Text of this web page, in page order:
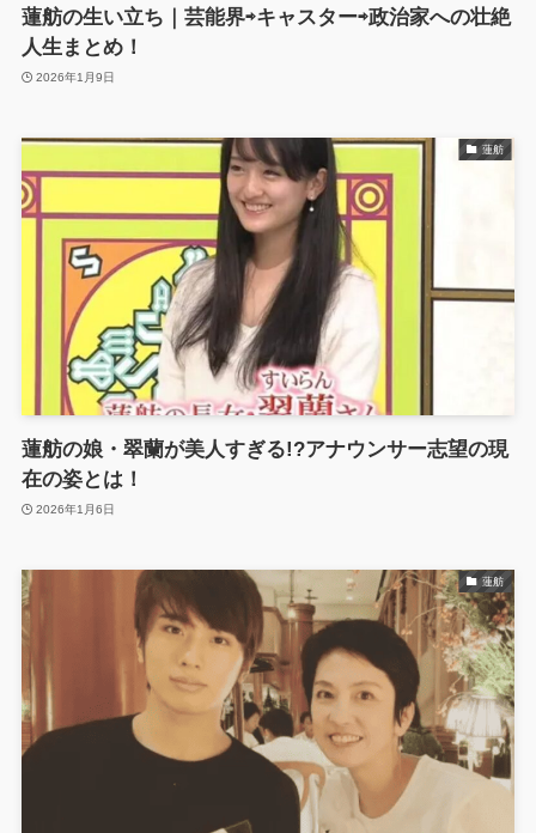
蓮舫の生い立ち｜芸能界⇨キャスター⇨政治家への壮絶
人生まとめ！
2026年1月9日
蓮舫
蓮舫の娘・翠蘭が美人すぎる!?アナウンサー志望の現
在の姿とは！
2026年1月6日
蓮舫